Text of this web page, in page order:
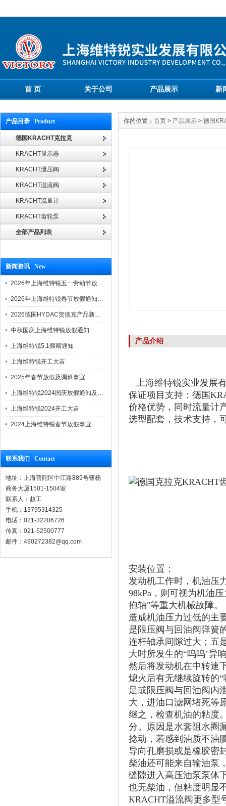
首 页 关于公司 产品展示 新
产品目录 Product
德国KRACHT克拉克
KRACHT显示器
KRACHT泄压阀
KRACHT溢流阀
KRACHT流量计
KRACHT齿轮泵
全部产品列表
新闻资讯 New
2026年上海维特锐五一劳动节放假通知
2026年上海维特锐春节放假通知及调班安排
2026德国HYDAC贺德克产品新到一批现货
中秋国庆上海维特锐放假通知
上海维特锐5.1假期通知
上海维特锐开工大吉
2025年春节放假及调班事宜
上海维特锐2024国庆放假通知及调休安排
上海维特锐2024开工大吉
2024上海维特锐春节放假事宜
联系我们 Contact
地址：上海普陀区中江路889号曹杨
商务大厦1501-1504室
联系人：赵工
手机：13795314325
电话：021-32206726
传真：021-52500777
邮件：490272382@qq.com
你的位置： 首页 > 产品展示 > 德国
产品介绍
上海维特锐实业发展
保证项目支持：德国
价格优势，同时流量计
选型配套，技术支持，
安装位置：
发动机工作时，机油压
98kPa，则可视为机油
抱轴"等重大机械故障。
造成机油压力过低的主
是限压阀与回油阀弹簧
连杆轴承间隙过大；五
大时所发生的“呜呜"异
然后将发动机在中转速
熄火后有无继续旋转的
足或限压阀与回油阀内
大，进油口滤网堵死等
继之，检查机油的粘度
分。原因是水套阻水圈
捻动，若感到油质不油
导向孔磨损或是橡胶密
柴油还可能来自输油泵
缝隙进入高压油泵泵体
也无柴油，但粘度明显
KRACHT溢流阀更多型